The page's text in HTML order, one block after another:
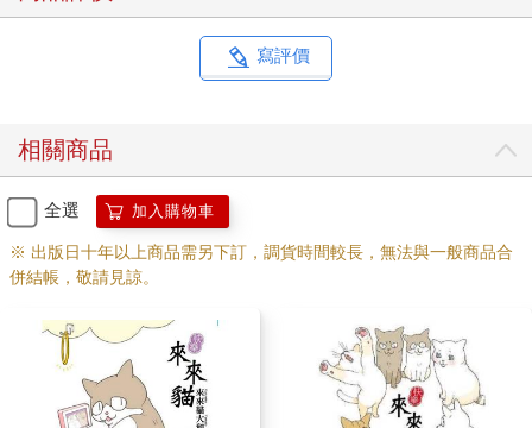
寫評價
相關商品
全選 加入購物車
※ 出版日十年以上商品需另下訂，調貨時間較長，無法與一般商品合
併結帳，敬請見諒。